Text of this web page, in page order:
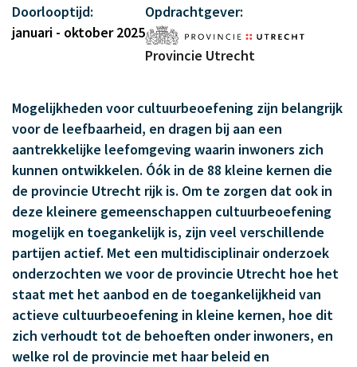
Doorlooptijd:
januari - oktober 2025
Opdrachtgever:
Provincie Utrecht
Mogelijkheden voor cultuurbeoefening zijn belangrijk
voor de leefbaarheid, en dragen bij aan een
aantrekkelijke leefomgeving waarin inwoners zich
kunnen ontwikkelen. Óók in de 88 kleine kernen die
de provincie Utrecht rijk is. Om te zorgen dat ook in
deze kleinere gemeenschappen cultuurbeoefening
mogelijk en toegankelijk is, zijn veel verschillende
partijen actief. Met een multidisciplinair onderzoek
onderzochten we voor de provincie Utrecht hoe het
staat met het aanbod en de toegankelijkheid van
actieve cultuurbeoefening in kleine kernen, hoe dit
zich verhoudt tot de behoeften onder inwoners, en
welke rol de provincie met haar beleid en